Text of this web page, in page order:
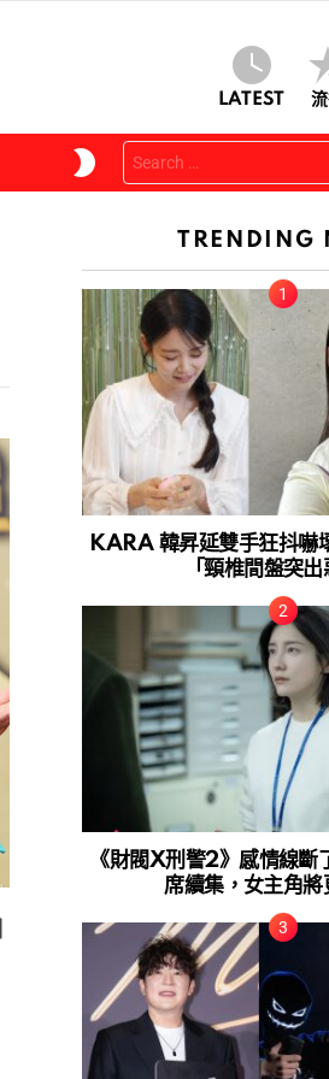
LATEST
SKIN
Search
for:
TRENDING
KARA 韓昇延雙手狂抖嚇
「頸椎間盤突出
《財閥X刑警2》感情線斷
席續集，女主角將